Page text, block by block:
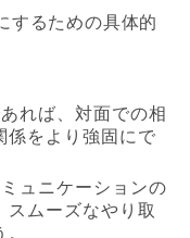
するための具体的
れば、対面での相
係をより強固にで
ュニケーションの
スムーズなやり取